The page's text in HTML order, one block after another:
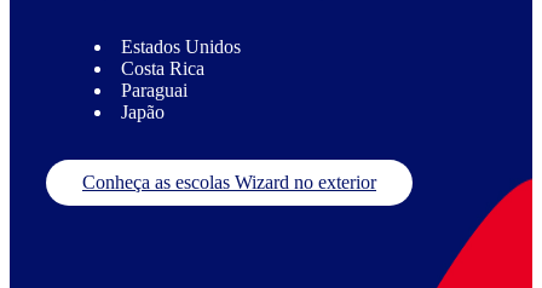
Estados Unidos
Costa Rica
Paraguai
Japão
Conheça as escolas Wizard no exterior